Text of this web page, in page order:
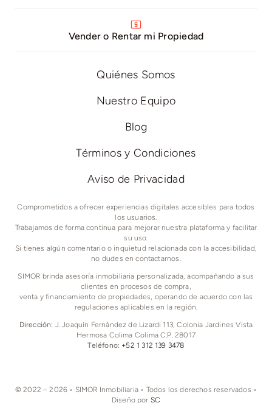
Vender o Rentar mi Propiedad
Quiénes Somos
Nuestro Equipo
Blog
Términos y Condiciones
Aviso de Privacidad
Comprometidos a ofrecer experiencias digitales accesibles para todos
los usuarios.
Trabajamos de forma continua para mejorar nuestra plataforma y facilitar
su uso.
Si tienes algún comentario o inquietud relacionada con la accesibilidad,
no dudes en contactarnos.
SIMOR brinda asesoría inmobiliaria personalizada, acompañando a sus
clientes en procesos de compra,
venta y financiamiento de propiedades, operando de acuerdo con las
regulaciones aplicables en la región.
Dirección: J. Joaquín Fernández de Lizardi 113, Colonia Jardines Vista
Hermosa Colima Colima C.P. 28017
Teléfono: +52 1 312 139 3478
© 2022 – 2026 • SIMOR Inmobiliaria • Todos los derechos reservados •
Diseño por SC